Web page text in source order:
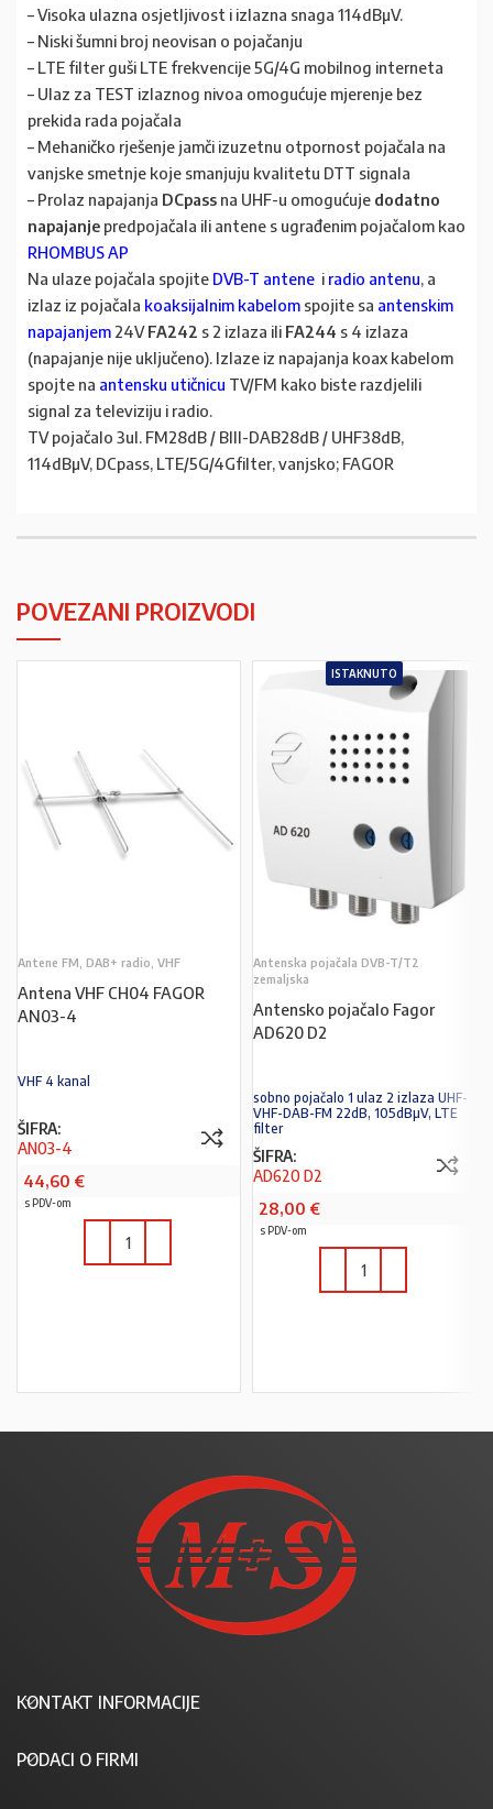
– Visoka ulazna osjetljivost i izlazna snaga 114dBµV.
– Niski šumni broj neovisan o pojačanju
– LTE filter guši LTE frekvencije 5G/4G mobilnog interneta
– Ulaz za TEST izlaznog nivoa omogućuje mjerenje bez
prekida rada pojačala
– Mehaničko rješenje jamči izuzetnu otpornost pojačala na
vanjske smetnje koje smanjuju kvalitetu DTT signala
– Prolaz napajanja DCpass na UHF-u omogućuje dodatno
napajanje predpojačala ili antene s ugrađenim pojačalom kao
RHOMBUS AP
Na ulaze pojačala spojite DVB-T antene i radio antenu, a
izlaz iz pojačala koaksijalnim kabelom spojite sa antenskim
napajanjem 24VFA242 s 2 izlaza ili FA244 s 4 izlaza
(napajanje nije uključeno). Izlaze iz napajanja koax kabelom
spojte na antensku utičnicu TV/FM kako biste razdjelili
signal za televiziju i radio.
TV pojačalo 3ul. FM28dB / BIII-DAB28dB / UHF38dB,
114dBµV, DCpass, LTE/5G/4Gfilter, vanjsko; FAGOR
POVEZANI PROIZVODI
Antene FM, DAB+ radio, VHF
Antena VHF CH04 FAGOR
AN03-4
VHF 4 kanal
ŠIFRA:
AN03-4
44,60 €
s PDV-om
ISTAKNUTO
Antenska pojačala DVB-T/T2
zemaljska
Antensko pojačalo Fagor
AD620 D2
sobno pojačalo 1 ulaz 2 izlaza UHF-
VHF-DAB-FM 22dB, 105dBµV, LTE
filter
ŠIFRA:
AD620 D2
28,00 €
s PDV-om
KONTAKT INFORMACIJE
PODACI O FIRMI